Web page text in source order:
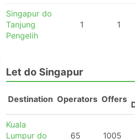
Singapur do
Tanjung
Pengelih
1 1
Let do Singapur
Destination Operators Offers
Kuala
Lumpur do
65 1005